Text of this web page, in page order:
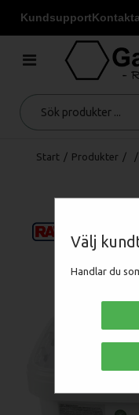
Kundsupport
Välj
Handlar du
Start / Produkter / /